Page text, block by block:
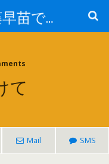
こんにちは！加藤早苗です。
て
Mail SMS